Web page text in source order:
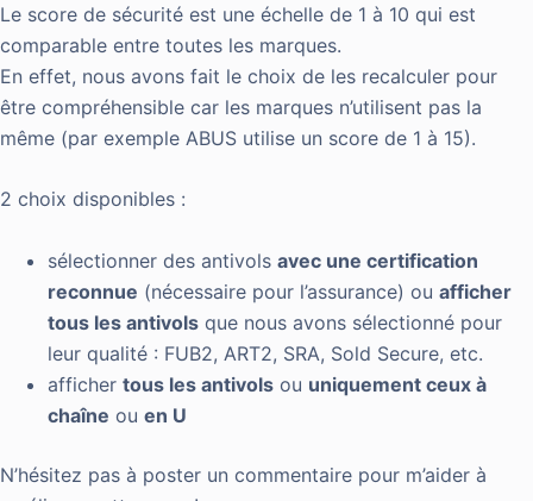
Le score de sécurité est une échelle de 1 à 10 qui est
comparable entre toutes les marques.
En effet, nous avons fait le choix de les recalculer pour
être compréhensible car les marques n’utilisent pas la
même (par exemple ABUS utilise un score de 1 à 15).
2 choix disponibles :
sélectionner des antivols avec une certification
reconnue (nécessaire pour l’assurance) ou afficher
tous les antivols que nous avons sélectionné pour
leur qualité : FUB2, ART2, SRA, Sold Secure, etc.
afficher tous les antivols ou uniquement ceux à
chaîne ou en U
N’hésitez pas à poster un commentaire pour m’aider à